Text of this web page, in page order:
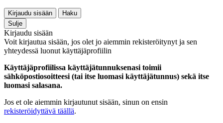
Kirjaudu sisään
Haku
Sulje
Kirjaudu sisään
Voit kirjautua sisään, jos olet jo aiemmin rekisteröitynyt ja sen
yhteydessä luonut käyttäjäprofiilin
Käyttäjäprofiilissa käyttäjätunnuksenasi toimii
sähköpostiosoitteesi (tai itse luomasi käyttäjätunnus) sekä itse
luomasi salasana.
Jos et ole aiemmin kirjautunut sisään, sinun on ensin
rekisteröidyttävä täällä.